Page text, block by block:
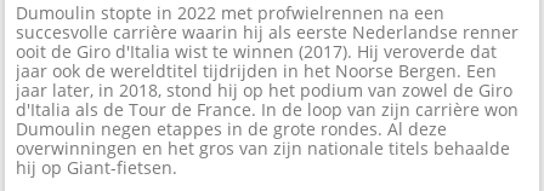
Dumoulin stopte in 2022 met profwielrennen na een
succesvolle carrière waarin hij als eerste Nederlandse renner
ooit de Giro d'Italia wist te winnen (2017). Hij veroverde dat
jaar ook de wereldtitel tijdrijden in het Noorse Bergen. Een
jaar later, in 2018, stond hij op het podium van zowel de Giro
d'Italia als de Tour de France. In de loop van zijn carrière won
Dumoulin negen etappes in de grote rondes. Al deze
overwinningen en het gros van zijn nationale titels behaalde
hij op Giant-fietsen.